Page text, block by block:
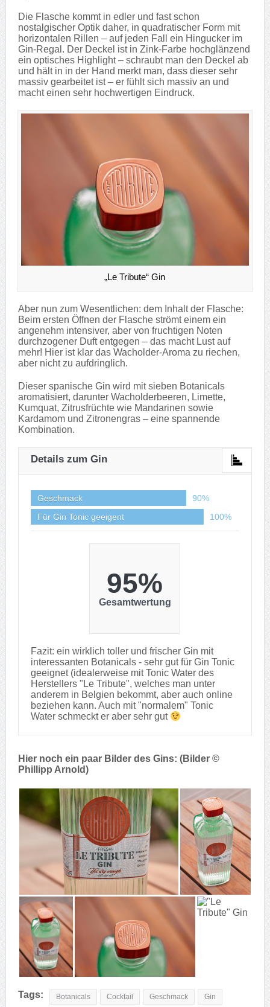
Die Flasche kommt in edler und fast schon
nostalgischer Optik daher, in quadratischer Form mit
horizontalen Rillen – auf jeden Fall ein Hingucker im
Gin-Regal. Der Deckel ist in Zink-Farbe hochglänzend
ein optisches Highlight – schraubt man den Deckel ab
und hält in in der Hand merkt man, dass dieser sehr
massiv gearbeitet ist – er fühlt sich massiv an und
macht einen sehr hochwertigen Eindruck.
„Le Tribute“ Gin
Aber nun zum Wesentlichen: dem Inhalt der Flasche:
Beim ersten Öffnen der Flasche strömt einem ein
angenehm intensiver, aber von fruchtigen Noten
durchzogener Duft entgegen – das macht Lust auf
mehr! Hier ist klar das Wacholder-Aroma zu riechen,
aber nicht zu aufdringlich.
Dieser spanische Gin wird mit sieben Botanicals
aromatisiert, darunter Wacholderbeeren, Limette,
Kumquat, Zitrusfrüchte wie Mandarinen sowie
Kardamom und Zitronengras – eine spannende
Kombination.
Details zum Gin
Geschmack
90%
Für Gin Tonic geeigent
100%
95%
Gesamtwertung
Fazit: ein wirklich toller und frischer Gin mit
interessanten Botanicals - sehr gut für Gin Tonic
geeignet (idealerweise mit Tonic Water des
Herstellers "Le Tribute", welches man unter
anderem in Belgien bekommt, aber auch online
beziehen kann. Auch mit "normalem" Tonic
Water schmeckt er aber sehr gut
Hier noch ein paar Bilder des Gins: (Bilder ©
Phillipp Arnold)
Tags: Botanicals Cocktail Geschmack Gin